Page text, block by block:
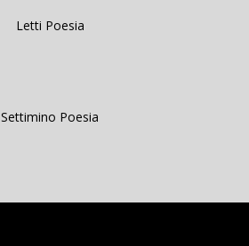
Letti Poesia
Settimino Poesia